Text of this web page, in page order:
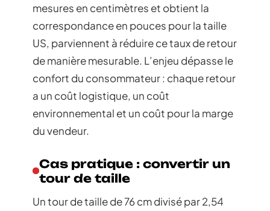
mesures en centimètres et obtient la
correspondance en pouces pour la taille
US, parviennent à réduire ce taux de retour
de manière mesurable. L’enjeu dépasse le
confort du consommateur : chaque retour
a un coût logistique, un coût
environnemental et un coût pour la marge
du vendeur.
Cas pratique : convertir un
tour de taille
Un tour de taille de 76 cm divisé par 2,54